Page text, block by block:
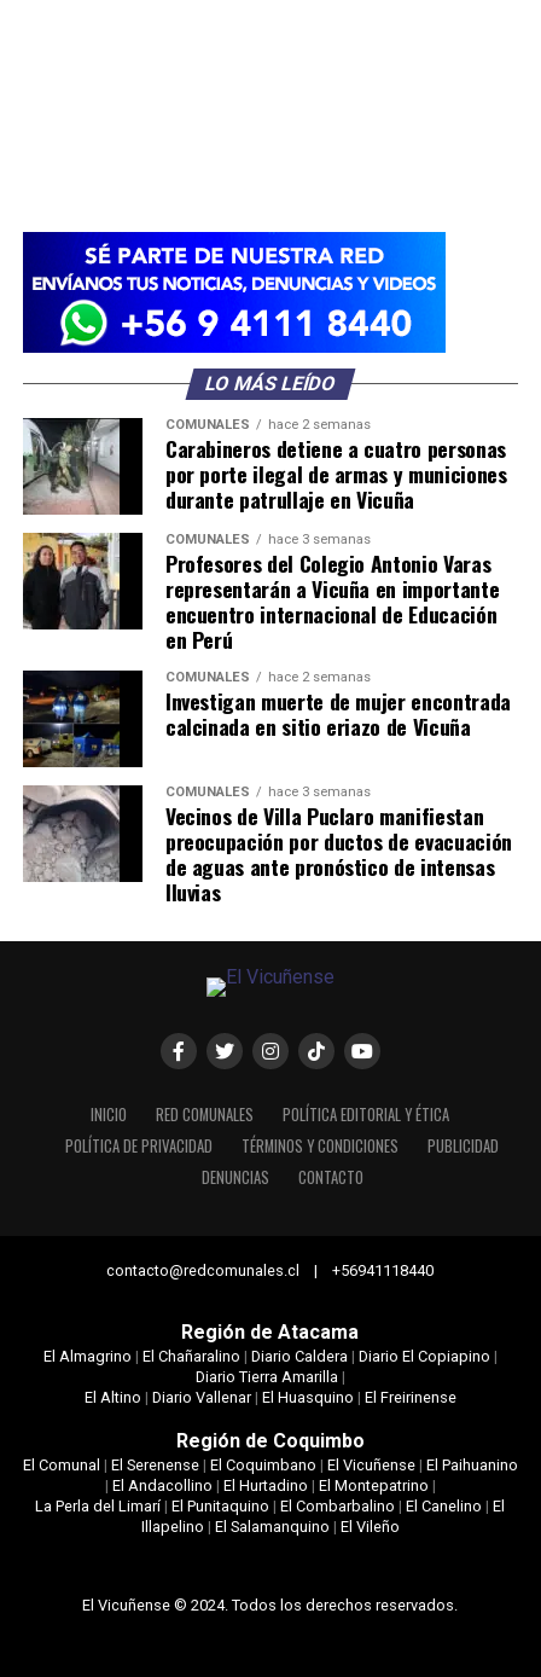
LO MÁS LEÍDO
COMUNALES hace 2 semanas
Carabineros detiene a cuatro personas
por porte ilegal de armas y municiones
durante patrullaje en Vicuña
COMUNALES hace 3 semanas
Profesores del Colegio Antonio Varas
representarán a Vicuña en importante
encuentro internacional de Educación
en Perú
COMUNALES hace 2 semanas
Investigan muerte de mujer encontrada
calcinada en sitio eriazo de Vicuña
COMUNALES hace 3 semanas
Vecinos de Villa Puclaro manifiestan
preocupación por ductos de evacuación
de aguas ante pronóstico de intensas
lluvias
INICIO RED COMUNALES
POLÍTICA EDITORIAL Y ÉTICA
POLÍTICA DE PRIVACIDAD
TÉRMINOS Y CONDICIONES
PUBLICIDAD
DENUNCIAS
CONTACTO
contacto@redcomunales.cl | +56941118440
Región de Atacama
El Almagrino | El Chañaralino | Diario Caldera| Diario El Copiapino |
Diario Tierra Amarilla|
El Altino | Diario Vallenar| El Huasquino | El Freirinense
Región de Coquimbo
El Comunal | El Serenense| El Coquimbano | El Vicuñense| El Paihuanino
| El Andacollino | El Hurtadino | El Montepatrino |
La Perla del Limarí|El Punitaquino |El Combarbalino |El Canelino |El
Illapelino | El Salamanquino | El Vileño
El Vicuñense © 2024. Todos los derechos reservados.